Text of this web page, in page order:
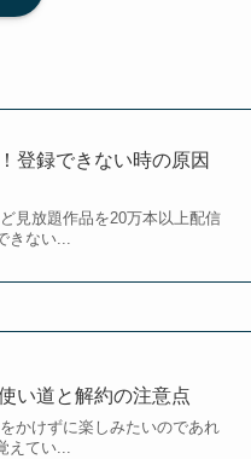
登録できない時の原因
見放題作品を20万本以上配信
きない...
い道と解約の注意点
かけずに楽しみたいのであれ
えてい...